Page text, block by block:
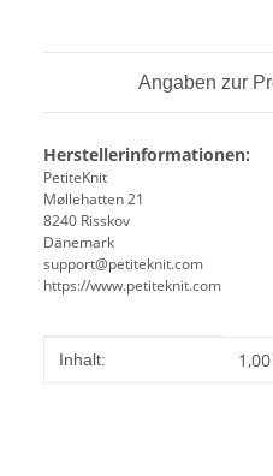
Angaben zur
Herstellerinformationen:
PetiteKnit
Møllehatten 21
8240 Risskov
Dänemark
support@petiteknit.com
https://www.petiteknit.com
Produkteigenschaft
Wert
Inhalt: